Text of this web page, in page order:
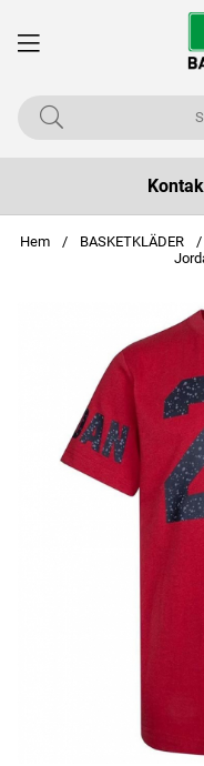
Hem BASKETKLÄDER